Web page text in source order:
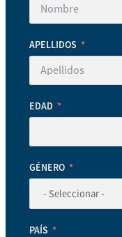
APELLIDOS
EDAD
GÉNERO
PAÍS